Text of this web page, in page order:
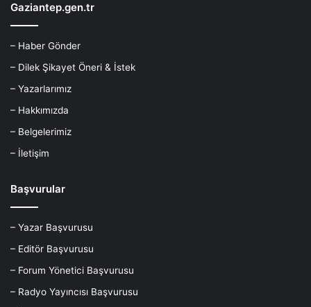
Gaziantep.gen.tr
– Haber Gönder
– Dilek Şikayet Öneri & İstek
– Yazarlarımız
– Hakkımızda
– Belgelerimiz
– İletişim
Başvurular
– Yazar Başvurusu
– Editör Başvurusu
– Forum Yönetici Başvurusu
– Radyo Yayıncısı Başvurusu